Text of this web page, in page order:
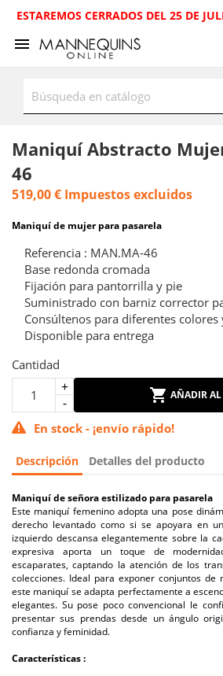
ESTAREMOS CERRADOS DEL 25 DE
Maniquí Abstracto
46
519,00 € Impuestos excluidos
Maniquí de mujer para pasarela
Referencia : MAN.MA-46
Base redonda cromada
Fijación para pantorrilla y pie
Suministrado con barniz corrector
Consúltenos para diferentes colores
Disponible para entrega
Cantidad
AÑADIR AL
En stock - ¡envío rápido!
Descripción Detalles del producto
Maniquí de señora estilizado para pasarela
Este maniquí femenino adopta una pose
derecho levantado como si se apoyara en
izquierdo descansa elegantemente sobre la
expresiva aporta un toque de
escaparates, captando la atención de los
colecciones. Ideal para exponer conjuntos de
este maniquí se adapta perfectamente a
elegantes. Su pose poco convencional le
presentar sus prendas desde un ángulo
confianza y feminidad.
Características :